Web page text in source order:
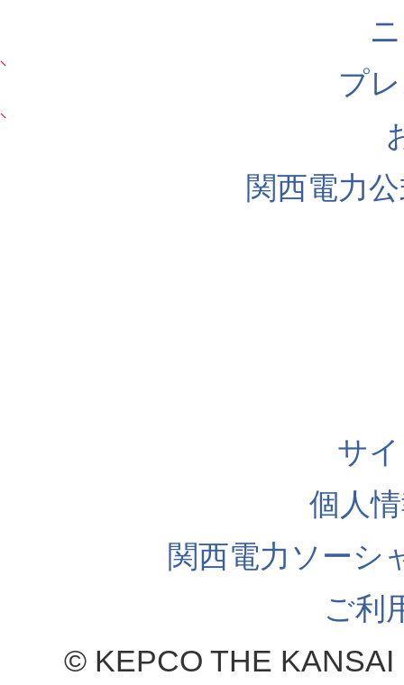
プ
関西電力
サ
個人
関西電力ソーシ
ご利
© KEPCO THE